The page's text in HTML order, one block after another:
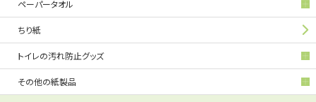
ペーパータオル
ちり紙
トイレの汚れ防止グッズ
その他の紙製品